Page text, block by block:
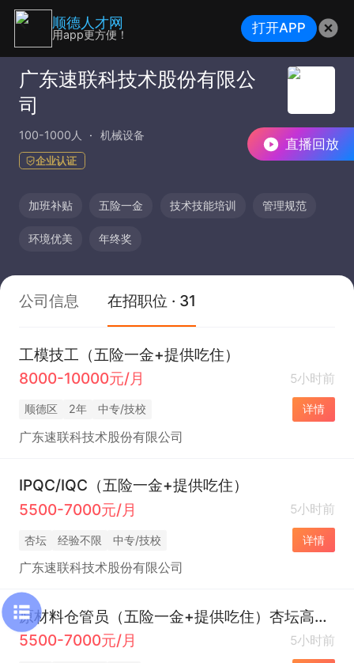
直播回放
广东速联科技术股份有限公
司
100-1000人 机械设备
企业认证
加班补贴 五险一金 技术技能培训 管理规范
环境优美 年终奖
公司信息 在招职位 · 31
工模技工（五险一金+提供吃住）
8000-10000元/月
5小时前
顺德区 2年 中专/技校 详情
广东速联科技术股份有限公司
IPQC/IQC（五险一金+提供吃住）
5500-7000元/月
5小时前
杏坛 经验不限 中专/技校 详情
广东速联科技术股份有限公司
原材料仓管员（五险一金+提供吃住）杏坛高新区
5500-7000元/月
5小时前
顺德人才网
用app更方便！ 打开APP